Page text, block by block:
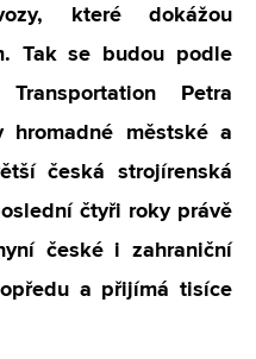
které dokážou
Tak se budou podle
Petra
městské a
česká strojírenská
čtyři roky právě
české i zahraniční
a přijímá tisíce